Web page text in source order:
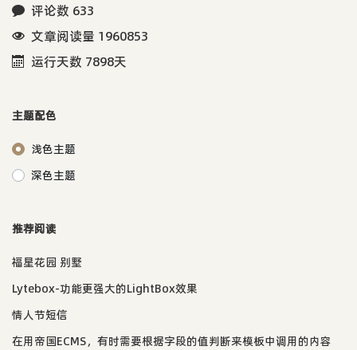
评论数 633
文章阅读量 1960853
运行天数 7898天
主题配色
浅色主题
深色主题
推荐阅读
福星花园 别墅
Lytebox-功能更强大的LightBox效果
情人节短信
在用帝国ECMS，有时需要根据字段的值判断来模板中调用的内容